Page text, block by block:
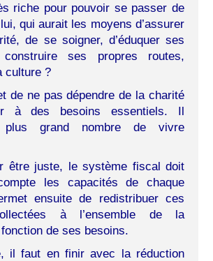
riche pour pouvoir se passer de
qui aurait les moyens d’assurer
de se soigner, d’éduquer ses
ses propres routes,
culture ?
de ne pas dépendre de la charité
à des besoins essentiels. Il
grand nombre de vivre
être juste, le système fiscal doit
les capacités de chaque
ensuite de redistribuer ces
à l’ensemble de la
de ses besoins.
il faut en finir avec la réduction